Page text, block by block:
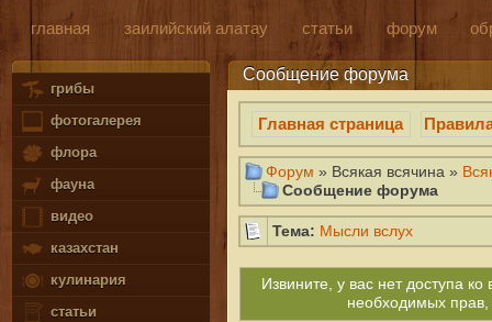
главная заилийский алатау статьи форум
грибы
фотогалерея
флора
фауна
видео
казахстан
кулинария
статьи
Сообщение форума
Главная страница
Форум » Всякая всячина »
Сообщение форума
Тема: Мысли вслух
Извините, у вас нет доступа
необходимых прав,